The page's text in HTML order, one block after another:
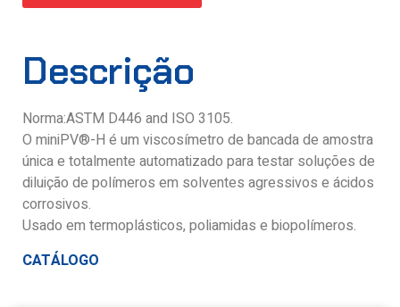
Descrição
Norma:ASTM D446 and ISO 3105.
O miniPV®-H é um viscosímetro de bancada de amostra
única e totalmente automatizado para testar soluções de
diluição de polímeros em solventes agressivos e ácidos
corrosivos.
Usado em termoplásticos, poliamidas e biopolímeros.
CATÁLOGO